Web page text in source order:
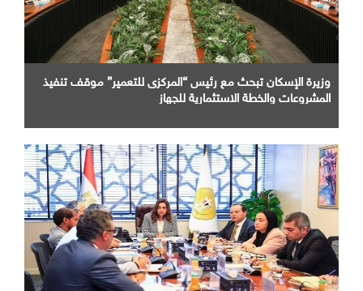
وزيرة الإسكان تبحث مع رئيس “المركزى للتعمير” موقف تنفيذ
المشروعات والخطة الاستثمارية للجهاز